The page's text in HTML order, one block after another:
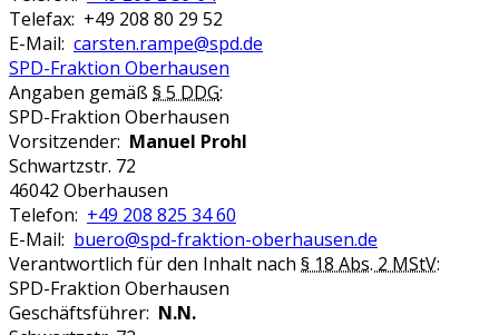
Telefax: +49 208 80 29 52
E-Mail: carsten.rampe@spd.de
SPD-Fraktion Oberhausen
Angaben gemäß § 5 DDG:
SPD-Fraktion Oberhausen
Vorsitzender: Manuel Prohl
Schwartzstr. 72
46042 Oberhausen
Telefon: +49 208 825 34 60
E-Mail: buero@spd-fraktion-oberhausen.de
Verantwortlich für den Inhalt nach § 18 Abs. 2 MStV:
SPD-Fraktion Oberhausen
Geschäftsführer: N.N.